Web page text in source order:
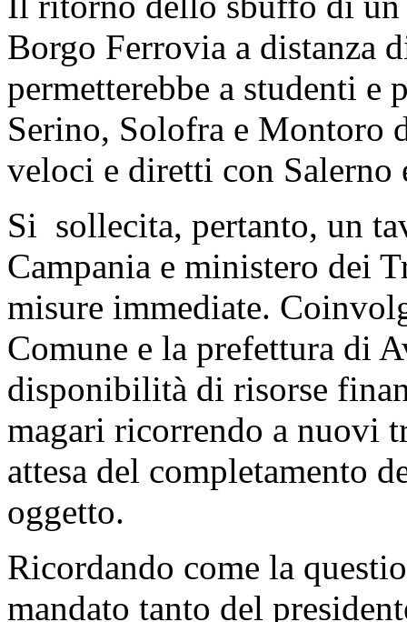
Borgo Ferrovia a distanza
permetterebbe a studenti
Serino, Solofra e Montoro
veloci e diretti con Salerno
Si sollecita, pertanto, un
Campania e ministero dei
misure immediate.
Comune e la prefettura di
disponibilità di risorse
magari ricorrendo a nuovi
attesa del completamento
oggetto.
Ricordando come la
mandato tanto del